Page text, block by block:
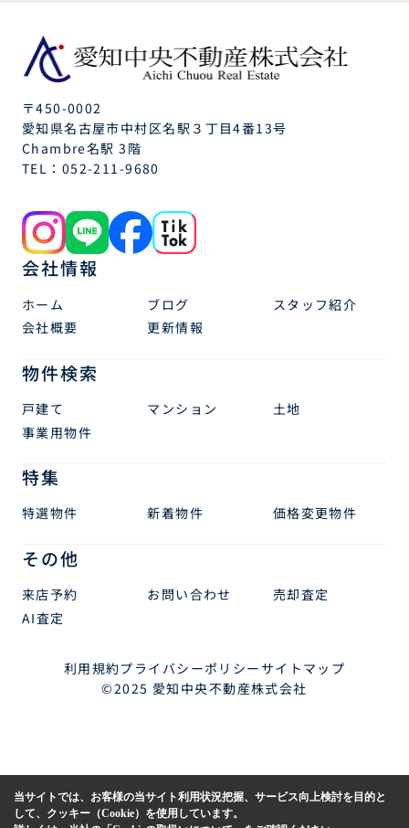
〒450-0002
愛知県名古屋市中村区名駅３丁目4番13号
Chambre名駅 3階
TEL： 052-211-9680
会社情報
ホーム ブログ
スタッフ紹介
会社概要
更新情報
物件検索
戸建て マンション
土地
事業用物件
特集
特選物件 新着物件 価格変更物件
その他
来店予約 お問い合わせ
売却査定
AI査定
利用規約プライバシーポリシーサイトマップ
©2025 愛知中央不動産株式会社
当サイトでは、お客様の当サイト利用状況把握、サービス向上検討を目的と
して、クッキー（Cookie）を使用しています。